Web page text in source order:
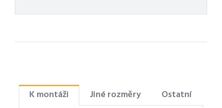
K montáži Jiné rozměry Ostatní